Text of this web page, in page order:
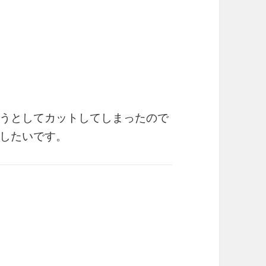
としてカットしてしまったので
たいです。